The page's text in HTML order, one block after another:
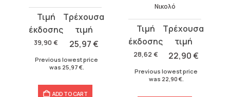
39,90 €
Original
price
was:
25,97€
Current
price
is:
Previous lowest price
was 25,97 €.
ADD TO CART
Νικολό
28,62 €
Original
price
was:
22,90€
Current
price
is:
Previous lowest price
was 22,90 €.